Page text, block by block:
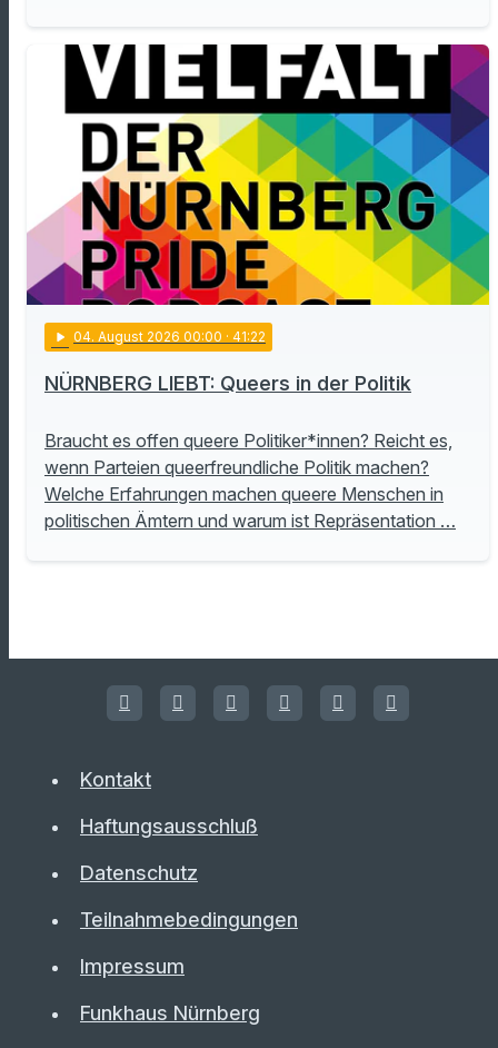
play_arrow 04. August 2026 00:00 · 41:22
NÜRNBERG LIEBT: Queers in der Politik
Braucht es offen queere Politiker*innen? Reicht es,
wenn Parteien queerfreundliche Politik machen?
Welche Erfahrungen machen queere Menschen in
politischen Ämtern und warum ist Repräsentation …
Kontakt
Haftungsausschluß
Datenschutz
Teilnahmebedingungen
Impressum
Funkhaus Nürnberg